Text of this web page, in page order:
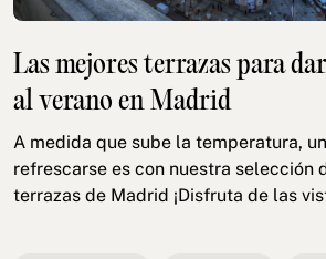
Las mejores terrazas para
al verano en Madrid
A medida que sube la temperatura,
refrescarse es con nuestra selección
terrazas de Madrid ¡Disfruta de las